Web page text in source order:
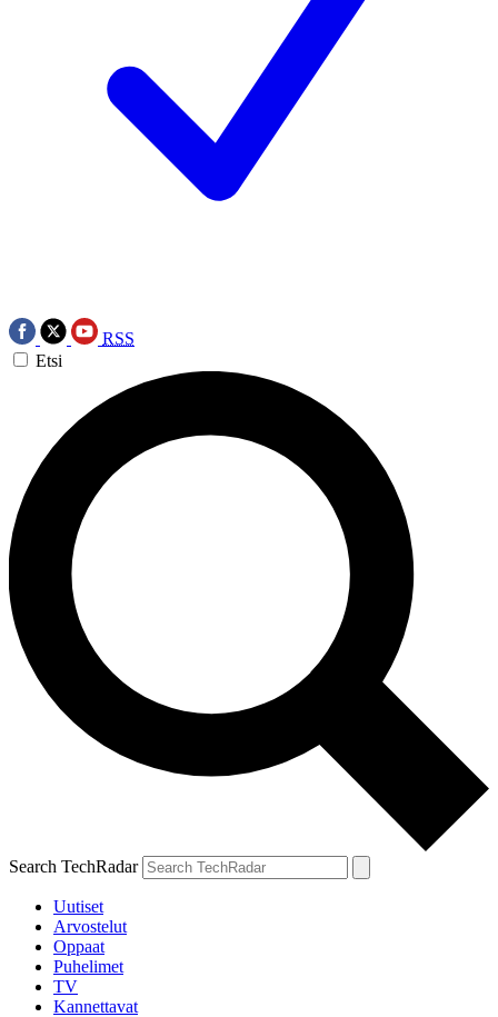
RSS
Etsi
Search TechRadar
Uutiset
Arvostelut
Oppaat
Puhelimet
TV
Kannettavat